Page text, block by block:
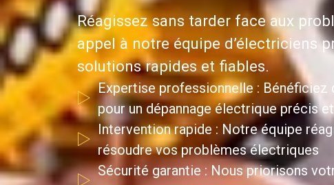
Réagissez sans tarder face aux
appel à notre équipe d’électriciens
solutions rapides et fiables.
Expertise professionnelle :
pour un dépannage électrique précis
Intervention rapide : Notre équipe
résoudre vos problèmes électriques
Sécurité garantie : Nous priorisons